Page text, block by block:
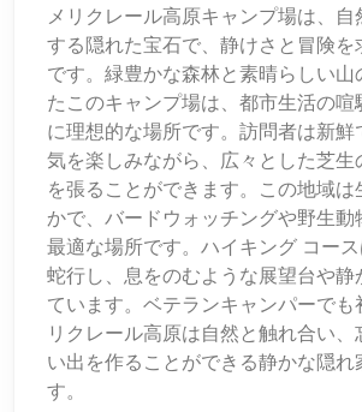
メリクレール高原キャンプ場は、
する隠れた宝石で、静けさと冒険を
です。緑豊かな森林と素晴らしい
たこのキャンプ場は、都市生活の
に理想的な場所です。訪問者は新鮮
気を楽しみながら、広々とした芝生
を張ることができます。この地域
かで、バードウォッチングや野生動
最適な場所です。ハイキング コー
蛇行し、息をのむような展望台や静
ています。ベテランキャンパーでも
リクレール高原は自然と触れ合い
い出を作ることができる静かな隠れ
す。